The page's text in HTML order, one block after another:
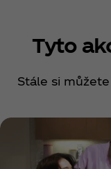
Tyto
Stále si